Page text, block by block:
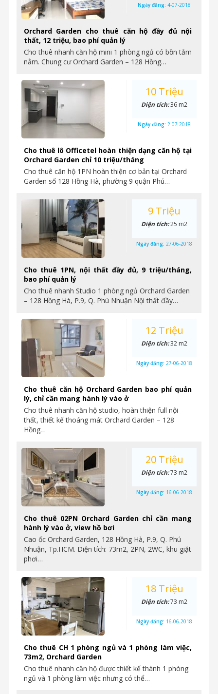
Orchard Garden cho thuê căn hộ đầy đủ nội
thất, 12 triệu, bao phí quản lý
Cho thuê nhanh căn hộ mini 1 phòng ngủ có bồn tắm
nằm. Chung cư Orchard Garden – 128 Hồng…
Ngày đăng: 4-07-2018
Cho thuê lô Officetel hoàn thiện dạng căn hộ tại
Orchard Garden chỉ 10 triệu/tháng
Cho thuê căn hộ 1PN hoàn thiện cơ bản tại Orchard
Garden số 128 Hồng Hà, phường 9 quận Phú…
10 Triệu
Diện tích:36 m2
Ngày đăng: 2-07-2018
Cho thuê 1PN, nội thất đầy đủ, 9 triệu/tháng,
bao phí quản lý
Cho thuê nhanh Studio 1 phòng ngủ Orchard Garden
– 128 Hồng Hà, P.9, Q. Phú Nhuận Nội thất đầy…
9 Triệu
Diện tích:25 m2
Ngày đăng: 27-06-2018
Cho thuê căn hộ Orchard Garden bao phí quản
lý, chỉ cần mang hành lý vào ở
Cho thuê nhanh căn hộ studio, hoàn thiện full nội
thất, thiết kế thoáng mát Orchard Garden – 128
Hồng…
12 Triệu
Diện tích:32 m2
Ngày đăng: 27-06-2018
Cho thuê 02PN Orchard Garden chỉ cần mang
hành lý vào ở, view hồ bơi
Cao ốc Orchard Garden, 128 Hồng Hà, P.9, Q. Phú
Nhuận, Tp.HCM. Diện tích: 73m2, 2PN, 2WC, khu giặt
phơi…
20 Triệu
Diện tích:73 m2
Ngày đăng: 16-06-2018
Cho thuê CH 1 phòng ngủ và 1 phòng làm việc,
73m2, Orchard Garden
Cho thuê nhanh căn hộ được thiết kế thành 1 phòng
ngủ và 1 phòng làm việc nhưng có thể…
18 Triệu
Diện tích:73 m2
Ngày đăng: 16-06-2018